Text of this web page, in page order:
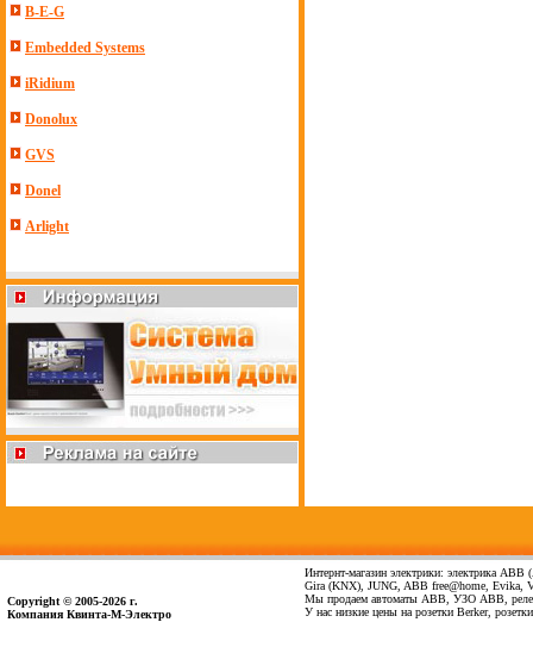
B-E-G
Embedded Systems
iRidium
Donolux
GVS
Donel
Arlight
Copyright © 2005-2026 г.
Компания Квинта-М-Электро
Интернт-магазин электрики: электрика
Gira (KNX), JUNG, ABB free@home, Evika,
Мы продаем автоматы ABB, УЗО ABB, реле
У нас низкие цены на розетки Berker,